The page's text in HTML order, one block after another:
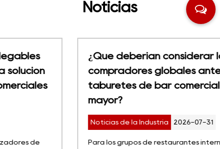
Noticias
¿Qué deberían considerar los
compradores globales antes de pedir
taburetes de bar comerciales al por
Noticias de la Industria 2026-07-31
Para los grupos de restaurantes internacionales,